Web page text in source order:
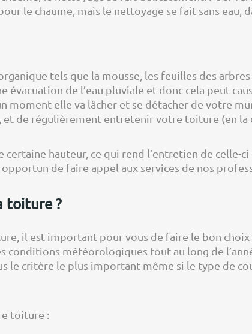
le chaume, mais le nettoyage se fait sans eau,
tels que la mousse, les feuilles des
évacuation de l’eau pluviale et donc cela peut
elle va lâcher et se détacher de votre
et de régulièrement entretenir votre toiture (en la
hauteur, ce qui rend l’entretien de celle-
de faire appel aux services de nos
toiture ?
il est important pour vous de faire le bon
conditions météorologiques tout au long de
le critère le plus important même si le type de
toiture :